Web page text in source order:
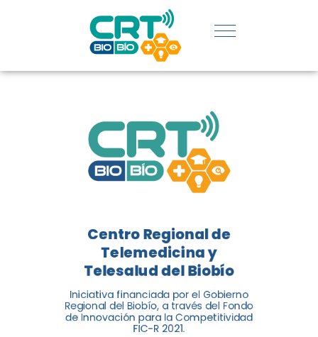
REGIÓN:
CONOCE
LOGROS
DE CRT
BIOBÍO
El Centro Regional de
Telemedicina y Telesalud del
Biobío presenta el balance de
tres años acercando la salud
digital a los habitantes...
Centro Regional de
Telemedicina y
Telesalud del Biobío
Iniciativa financiada por el Gobierno
Regional del Biobío, a través del Fondo
de Innovación para la Competitividad
FIC-R 2021.